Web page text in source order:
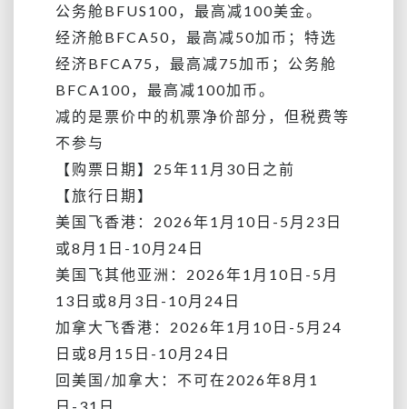
公务舱BFUS100， 最高减100美金。
经济舱BFCA50，最高减50加币；特选
经济BFCA75， 最高减75加币；公务舱
BFCA100， 最高减100加币。
减的是票价中的机票净价部分，但税费等
不参与
【购票日期】25年11月30日之前
【旅行日期】
美国飞香港：2026年1月10日-5月23日
或8月1日-10月24日
美国飞其他亚洲： 2026年1月10日-5月
13日或8月3日-10月24日
加拿大飞香港： 2026年1月10日-5月24
日或8月15日-10月24日
回美国/加拿大：不可在2026年8月1
日-31日